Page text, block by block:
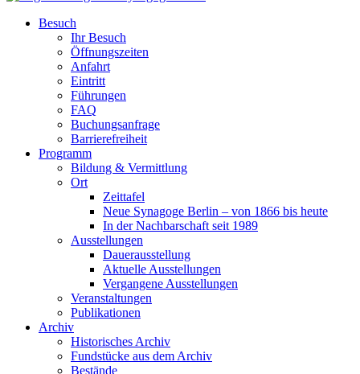
Besuch
Ihr Besuch
Öffnungszeiten
Anfahrt
Eintritt
Führungen
FAQ
Buchungsanfrage
Barrierefreiheit
Programm
Bildung & Vermittlung
Ort
Zeittafel
Neue Synagoge Berlin – von 1866 bis heute
In der Nachbarschaft seit 1989
Ausstellungen
Dauerausstellung
Aktuelle Ausstellungen
Vergangene Ausstellungen
Veranstaltungen
Publikationen
Archiv
Historisches Archiv
Fundstücke aus dem Archiv
Bestände